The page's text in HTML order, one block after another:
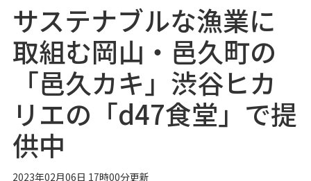
サステナブルな漁業に
取組む岡山・邑久町の
「邑久カキ」渋谷ヒカ
リエの「d47食堂」で提
供中
2023年02月06日 17時00分更新